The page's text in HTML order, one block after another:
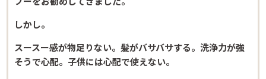
しかし。
スースー感が物足りない。髪がバサバサする。洗浄力が強
そうで心配。子供には心配で使えない。